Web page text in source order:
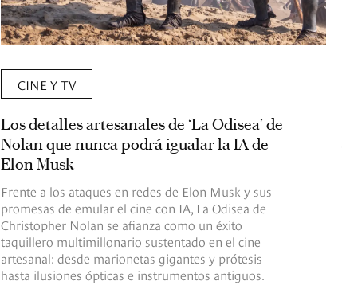
CINE Y TV
Los detalles artesanales de ‘La Odisea’ de
Nolan que nunca podrá igualar la IA de
Elon Musk
Frente a los ataques en redes de Elon Musk y sus
promesas de emular el cine con IA, La Odisea de
Christopher Nolan se afianza como un éxito
taquillero multimillonario sustentado en el cine
artesanal: desde marionetas gigantes y prótesis
hasta ilusiones ópticas e instrumentos antiguos.